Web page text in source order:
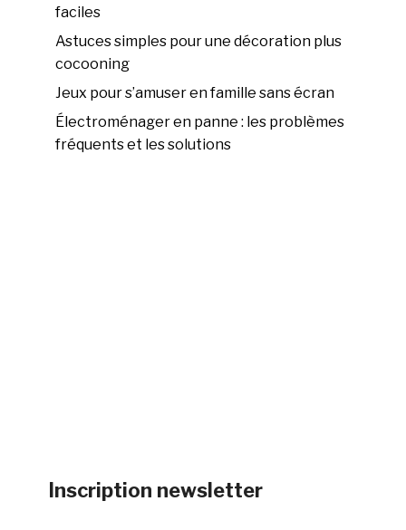
faciles
Astuces simples pour une décoration plus
cocooning
Jeux pour s’amuser en famille sans écran
Électroménager en panne : les problèmes
fréquents et les solutions
Inscription newsletter